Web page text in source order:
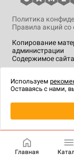
Копирование
администрации
Содержимое
Политика
Правила акций со
технологии.
Главная
Используем
Оставаясь с нами,